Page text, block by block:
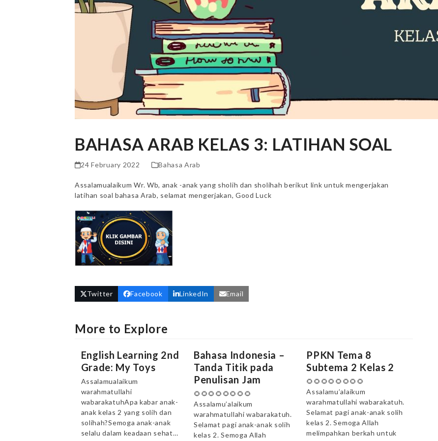
BAHASA ARAB KELAS 3: LATIHAN SOAL
24 February 2022 Bahasa Arab
Assalamualaikum Wr. Wb, anak -anak yang sholih dan sholihah berikut link untuk mengerjakan
latihan soal bahasa Arab, selamat mengerjakan, Good Luck
Twitter Facebook LinkedIn Email
More to Explore
English Learning 2nd
Grade: My Toys
Assalamualaikum
warahmatullahi
wabarakatuhApa kabar anak-
anak kelas 2 yang solih dan
solihah?Semoga anak-anak
selalu dalam keadaan sehat…
Bahasa Indonesia –
Tanda Titik pada
Penulisan Jam
🌻🌻🌻🌻🌻🌻🌻🌻
Assalamu’alaikum
warahmatullahi wabarakatuh.
Selamat pagi anak-anak solih
kelas 2. Semoga Allah
PPKN Tema 8
Subtema 2 Kelas 2
🌻🌻🌻🌻🌻🌻🌻🌻
Assalamu’alaikum
warahmatullahi wabarakatuh.
Selamat pagi anak-anak solih
kelas 2. Semoga Allah
melimpahkan berkah untuk